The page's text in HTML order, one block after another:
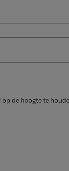
de hoogte te